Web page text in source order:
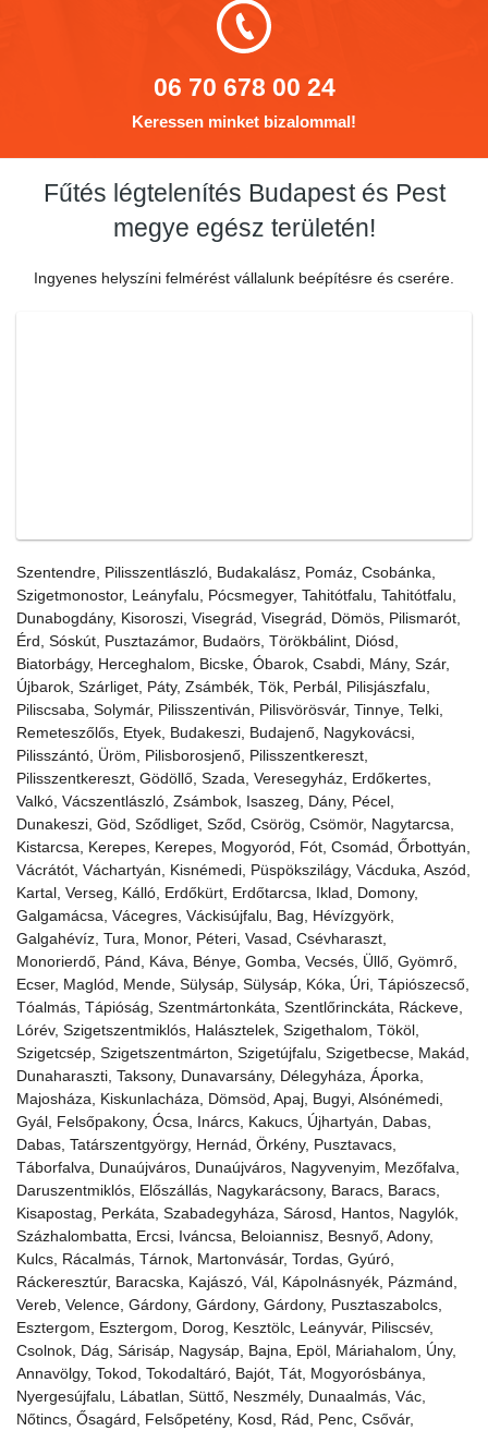
06 70 678 00 24
Keressen minket bizalommal!
Fűtés légtelenítés Budapest és Pest
megye egész területén!
Ingyenes helyszíni felmérést vállalunk beépítésre és cserére.
Szentendre, Pilisszentlászló, Budakalász, Pomáz, Csobánka,
Szigetmonostor, Leányfalu, Pócsmegyer, Tahitótfalu, Tahitótfalu,
Dunabogdány, Kisoroszi, Visegrád, Visegrád, Dömös, Pilismarót,
Érd, Sóskút, Pusztazámor, Budaörs, Törökbálint, Diósd,
Biatorbágy, Herceghalom, Bicske, Óbarok, Csabdi, Mány, Szár,
Újbarok, Szárliget, Páty, Zsámbék, Tök, Perbál, Pilisjászfalu,
Piliscsaba, Solymár, Pilisszentiván, Pilisvörösvár, Tinnye, Telki,
Remeteszőlős, Etyek, Budakeszi, Budajenő, Nagykovácsi,
Pilisszántó, Üröm, Pilisborosjenő, Pilisszentkereszt,
Pilisszentkereszt, Gödöllő, Szada, Veresegyház, Erdőkertes,
Valkó, Vácszentlászló, Zsámbok, Isaszeg, Dány, Pécel,
Dunakeszi, Göd, Sződliget, Sződ, Csörög, Csömör, Nagytarcsa,
Kistarcsa, Kerepes, Kerepes, Mogyoród, Fót, Csomád, Őrbottyán,
Vácrátót, Váchartyán, Kisnémedi, Püspökszilágy, Vácduka, Aszód,
Kartal, Verseg, Kálló, Erdőkürt, Erdőtarcsa, Iklad, Domony,
Galgamácsa, Vácegres, Váckisújfalu, Bag, Hévízgyörk,
Galgahévíz, Tura, Monor, Péteri, Vasad, Csévharaszt,
Monorierdő, Pánd, Káva, Bénye, Gomba, Vecsés, Üllő, Gyömrő,
Ecser, Maglód, Mende, Sülysáp, Sülysáp, Kóka, Úri, Tápiószecső,
Tóalmás, Tápióság, Szentmártonkáta, Szentlőrinckáta, Ráckeve,
Lórév, Szigetszentmiklós, Halásztelek, Szigethalom, Tököl,
Szigetcsép, Szigetszentmárton, Szigetújfalu, Szigetbecse, Makád,
Dunaharaszti, Taksony, Dunavarsány, Délegyháza, Áporka,
Majosháza, Kiskunlacháza, Dömsöd, Apaj, Bugyi, Alsónémedi,
Gyál, Felsőpakony, Ócsa, Inárcs, Kakucs, Újhartyán, Dabas,
Dabas, Tatárszentgyörgy, Hernád, Örkény, Pusztavacs,
Táborfalva, Dunaújváros, Dunaújváros, Nagyvenyim, Mezőfalva,
Daruszentmiklós, Előszállás, Nagykarácsony, Baracs, Baracs,
Kisapostag, Perkáta, Szabadegyháza, Sárosd, Hantos, Nagylók,
Százhalombatta, Ercsi, Iváncsa, Beloiannisz, Besnyő, Adony,
Kulcs, Rácalmás, Tárnok, Martonvásár, Tordas, Gyúró,
Ráckeresztúr, Baracska, Kajászó, Vál, Kápolnásnyék, Pázmánd,
Vereb, Velence, Gárdony, Gárdony, Gárdony, Pusztaszabolcs,
Esztergom, Esztergom, Dorog, Kesztölc, Leányvár, Piliscsév,
Csolnok, Dág, Sárisáp, Nagysáp, Bajna, Epöl, Máriahalom, Úny,
Annavölgy, Tokod, Tokodaltáró, Bajót, Tát, Mogyorósbánya,
Nyergesújfalu, Lábatlan, Süttő, Neszmély, Dunaalmás, Vác,
Nőtincs, Ősagárd, Felsőpetény, Kosd, Rád, Penc, Csővár,